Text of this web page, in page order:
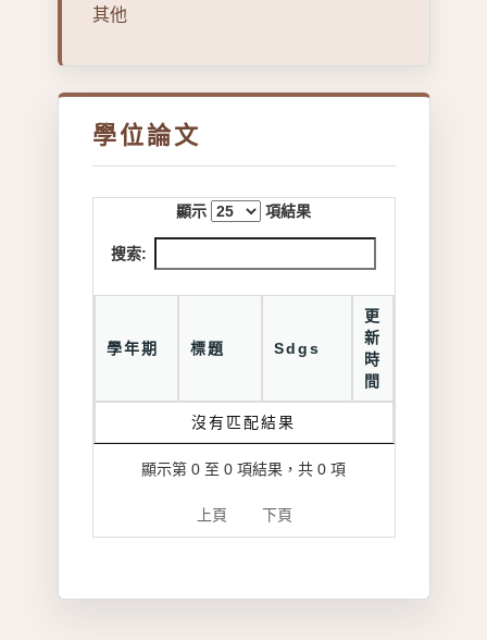
其他
學位論文
顯示 項結果
搜索:
學年期 標題 Sdgs
更
新
時
間
沒有匹配結果
顯示第 0 至 0 項結果，共 0 項
上頁 下頁